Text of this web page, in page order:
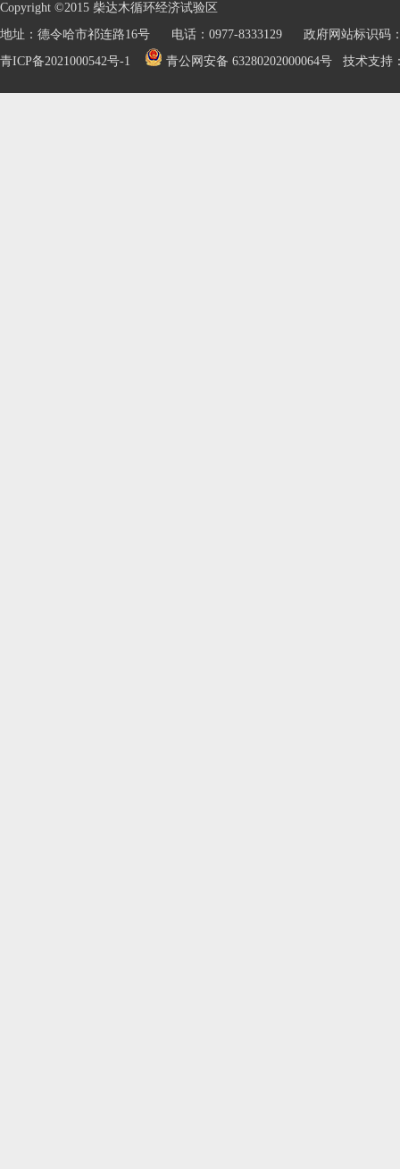
Copyright ©2015 柴达木循环经济试验区
地址：德令哈市祁连路16号 电话：0977-8333129 政府网站标识码：
青ICP备2021000542号-1
青公网安备 63280202000064号 技术支持